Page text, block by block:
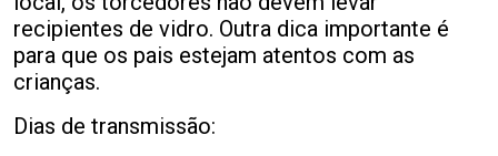
recipientes de vidro. Outra dica importante é
para que os pais estejam atentos com as
crianças.
Dias de transmissão: